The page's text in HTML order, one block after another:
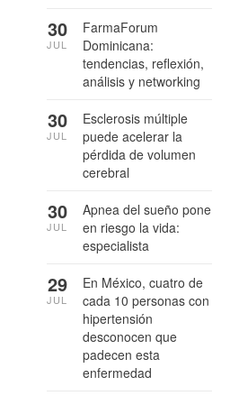
FarmaForum
Dominicana:
tendencias, reflexión,
análisis y networking
30
JUL
Esclerosis múltiple
puede acelerar la
pérdida de volumen
cerebral
30
JUL
Apnea del sueño pone
en riesgo la vida:
especialista
30
JUL
En México, cuatro de
cada 10 personas con
hipertensión
desconocen que
padecen esta
enfermedad
29
JUL